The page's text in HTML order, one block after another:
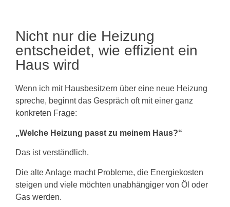
Nicht nur die Heizung
entscheidet, wie effizient ein
Haus wird
Wenn ich mit Hausbesitzern über eine neue Heizung
spreche, beginnt das Gespräch oft mit einer ganz
konkreten Frage:
„Welche Heizung passt zu meinem Haus?“
Das ist verständlich.
Die alte Anlage macht Probleme, die Energiekosten
steigen und viele möchten unabhängiger von Öl oder
Gas werden.